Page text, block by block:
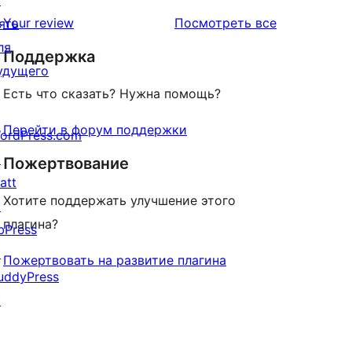
string containing the login page URI.
звездный
отзыв
Your review Посмотреть всеотзывы
Поддержка
Есть что сказать? Нужна помощь?
Перейти в форум поддержки
Пожертвование
Хотите поддержать улучшение этого
плагина?
Пожертвовать на развитие плагина